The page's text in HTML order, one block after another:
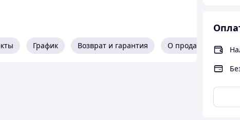
График Возврат и гарантия О продавце